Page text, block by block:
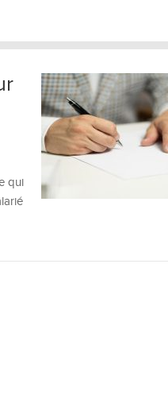
qui